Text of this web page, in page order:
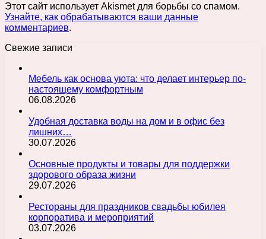
Этот сайт использует Akismet для борьбы со спамом.
Узнайте, как обрабатываются ваши данные
комментариев.
Свежие записи
Мебель как основа уюта: что делает интерьер по-
настоящему комфортным
06.08.2026
Удобная доставка воды на дом и в офис без
лишних…
30.07.2026
Основные продукты и товары для поддержки
здорового образа жизни
29.07.2026
Рестораны для праздников свадьбы юбилея
корпоратива и мероприятий
03.07.2026